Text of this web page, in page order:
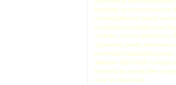
fragilităţii ca semnalment pur
cerebral)/feminin (adică
prozatoare contemporane
Verbeke, Cecilia Ştefănescu,
argumente pentru descrierea
Hortensia Papadat-
atitudine faţă în faţă cu trupul
feminine îşi asumă liber
care se eliberează.